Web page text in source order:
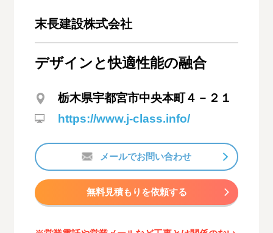
末長建設株式会社
デザインと快適性能の融合
栃木県宇都宮市中央本町４－２１
https://www.j-class.info/
メールでお問い合わせ
無料見積もりを依頼する